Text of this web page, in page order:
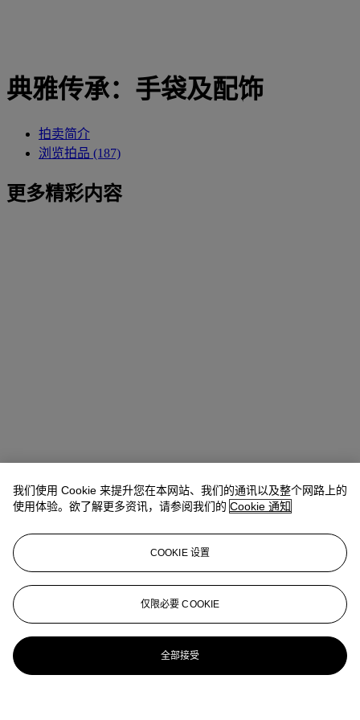
典雅传承：手袋及配饰
拍卖简介
浏览拍品 (187)
更多精彩内容
我们使用 Cookie 来提升您在本网站、我们的通讯以及整个网路上的
使用体验。欲了解更多资讯，请参阅我们的 Cookie 通知
COOKIE 设置
仅限必要 COOKIE
全部接受